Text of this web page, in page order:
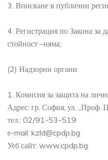
3. Вписване в публични
4. Регистрация по Закона за
стойност –няма;
(2) Надзорни органи:
1. Комисия за защита на
Адрес: гр. София, ул. „Проф.
тел.: 02/91-53-519
е-mail: kzld@cpdp.bg
Уеб сайт: www.cpdp.bg